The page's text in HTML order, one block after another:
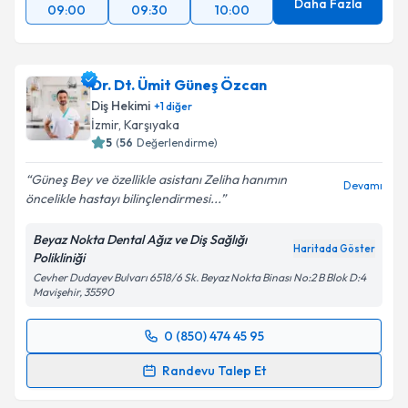
09:00 09:30 10:00 Daha Fazla
Dr. Dt. Ümit Güneş Özcan
Diş Hekimi +1diğer
İzmir, Karşıyaka
5 (56 Değerlendirme)
Güneş Bey ve özellikle asistanı Zeliha hanımın
öncelikle hastayı bilinçlendirmesi...
Devamı
Beyaz Nokta Dental Ağız ve Diş Sağlığı
Polikliniği
Haritada Göster
Cevher Dudayev Bulvarı 6518/6 Sk. Beyaz Nokta Binası No:2 B Blok D:4
Mavişehir, 35590
0 (850) 474 45 95
Randevu Talep Et
Randevu Takvimi Talebi